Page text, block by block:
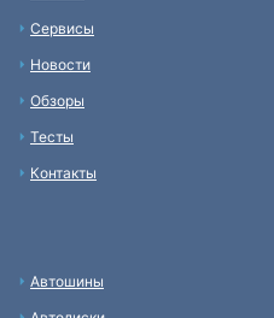
Сервисы
Новости
Обзоры
Тесты
Контакты
Автошины